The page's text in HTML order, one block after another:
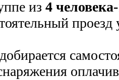
из 4
проезд